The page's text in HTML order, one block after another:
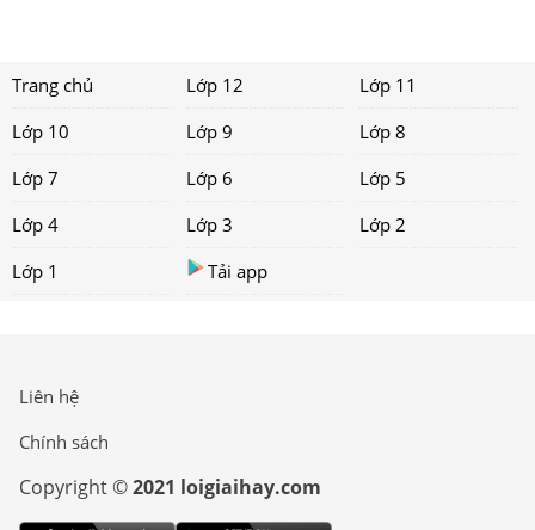
Trang chủ Lớp 12
Lớp 11
Lớp 10
Lớp 9
Lớp 8
Lớp 7
Lớp 6
Lớp 5
Lớp 4
Lớp 3
Lớp 2
Lớp 1
Tải app
Liên hệ
Chính sách
Copyright ©2021 loigiaihay.com